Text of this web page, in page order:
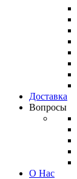
Доставка
Вопросы
О Нас